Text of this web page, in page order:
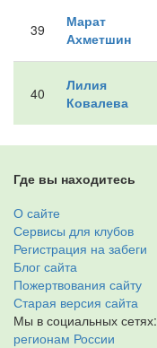
39
Марат
Ахметшин
40
Лилия
Ковалева
Где вы находитесь
О сайте
Сервисы для клубов
Регистрация на забеги
Блог сайта
Пожертвования сайту
Старая версия сайта
Мы в социальных сетях:
регионам России